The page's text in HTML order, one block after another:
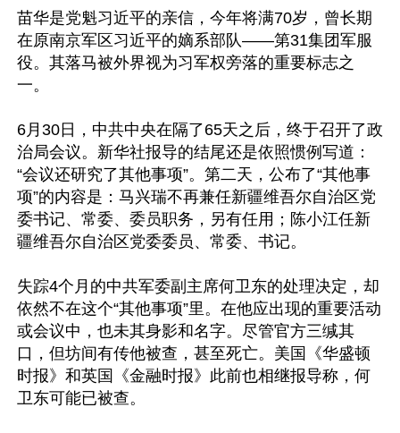
苗华是党魁习近平的亲信，今年将满70岁，曾长期
在原南京军区习近平的嫡系部队——第31集团军服
役。其落马被外界视为习军权旁落的重要标志之
一。
6月30日，中共中央在隔了65天之后，终于召开了政
治局会议。新华社报导的结尾还是依照惯例写道：
“会议还研究了其他事项”。第二天，公布了“其他事
项”的内容是：马兴瑞不再兼任新疆维吾尔自治区党
委书记、常委、委员职务，另有任用；陈小江任新
疆维吾尔自治区党委委员、常委、书记。
失踪4个月的中共军委副主席何卫东的处理决定，却
依然不在这个“其他事项”里。在他应出现的重要活动
或会议中，也未其身影和名字。尽管官方三缄其
口，但坊间有传他被查，甚至死亡。美国《华盛顿
时报》和英国《金融时报》此前也相继报导称，何
卫东可能已被查。